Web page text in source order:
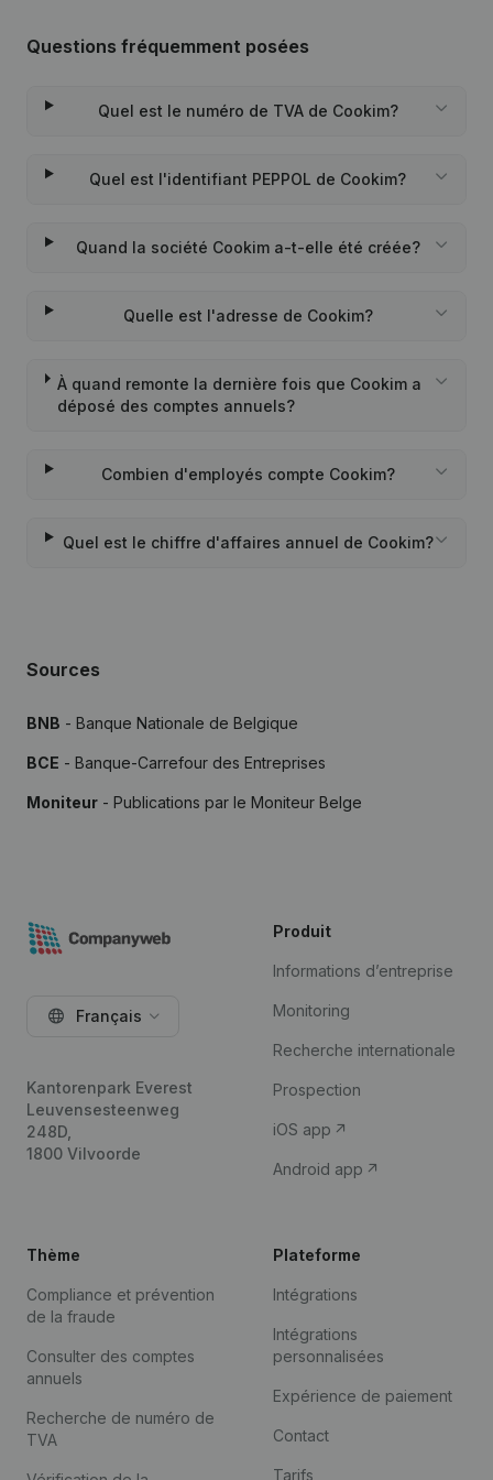
Questions fréquemment posées
Quel est le numéro de TVA de Cookim?
Quel est l'identifiant PEPPOL de Cookim?
Quand la société Cookim a-t-elle été créée?
Quelle est l'adresse de Cookim?
À quand remonte la dernière fois que Cookim a
déposé des comptes annuels?
Combien d'employés compte Cookim?
Quel est le chiffre d'affaires annuel de Cookim?
Sources
BNB - Banque Nationale de Belgique
BCE - Banque-Carrefour des Entreprises
Moniteur - Publications par le Moniteur Belge
Français
Kantorenpark Everest
Leuvensesteenweg
248D,
1800 Vilvoorde
Produit
Informations d’entreprise
Monitoring
Recherche internationale
Prospection
iOS app
Android app
Thème
Compliance et prévention
de la fraude
Consulter des comptes
annuels
Recherche de numéro de
TVA
Plateforme
Intégrations
Intégrations
personnalisées
Expérience de paiement
Contact
Tarifs